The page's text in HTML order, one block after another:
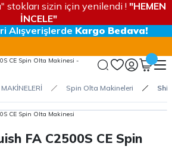
stokları sizin için yenilendi ! "HEMEN
İNCELE"
Alışverişlerde Kargo Bedava!
MAKİNELERİ Spin Olta Makineleri
FA C2500S CE Spin